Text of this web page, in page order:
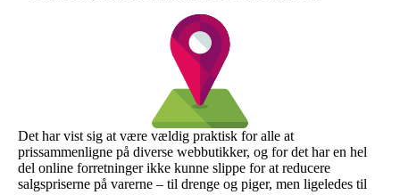
Det har vist sig at være vældig praktisk for alle at
prissammenligne på diverse webbutikker, og for det har en hel
del online forretninger ikke kunne slippe for at reducere
salgspriserne på varerne – til drenge og piger, men ligeledes til